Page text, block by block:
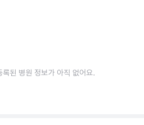
록된 병원 정보가 아직 없어요.